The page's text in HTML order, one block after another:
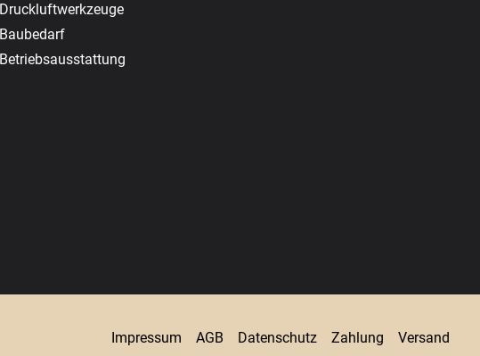
Druckluftwerkzeuge
Baubedarf
Betriebsausstattung
Impressum AGB Datenschutz Zahlung Versand